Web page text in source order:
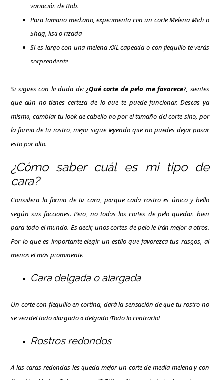
variación de Bob.
Para tamaño mediano, experimenta con un corte Melena Midi o
Shag, lisa o rizada.
Si es largo con una melena XXL capeada o con flequillo te verás
sorprendente.
Si sigues con la duda de: ¿Qué corte de pelo me favorece?, sientes
que aún no tienes certeza de lo que te puede funcionar. Deseas ya
mismo, cambiar tu look de cabello no por el tamaño del corte sino, por
la forma de tu rostro, mejor sigue leyendo que no puedes dejar pasar
esto por alto.
¿Cómo saber cuál es mi tipo de
cara?
Considera la forma de tu cara, porque cada rostro es único y bello
según sus facciones. Pero, no todos los cortes de pelo quedan bien
para todo el mundo. Es decir, unos cortes de pelo le irán mejor a otros.
Por lo que es importante elegir un estilo que favorezca tus rasgos, al
menos el más prominente.
Cara delgada o alargada
Un corte con flequillo en cortina, dará la sensación de que tu rostro no
se vea del todo alargado o delgado ¡Todo lo contrario!
Rostros redondos
A las caras redondas les queda mejor un corte de media melena y con